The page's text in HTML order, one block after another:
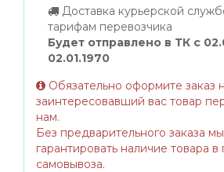
Доставка курьерской
тарифам перевозчика
Будет отправлено в ТК с
02.01.1970
Обязательно оформите заказ
заинтересовавший вас товар
нам.
Без предварительного заказа
гарантировать наличие товара в
самовывоза.